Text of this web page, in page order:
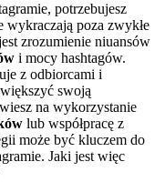
potrzebujesz
wykraczają poza zwykłe
zrozumienie niuansów
i mocy hashtagów.
z odbiorcami i
swoją
na wykorzystanie
lub współpracę z
może być kluczem do
Jaki jest więc